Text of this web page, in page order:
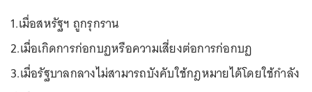
1.เมื่อสหรัฐฯ ถูกรุกราน
2.เมื่อเกิดการก่อกบฏหรือความเสี่ยงต่อการก่อกบฏ
3.เมื่อรัฐบาลกลางไม่สามารถบังคับใช้กฎหมายได้โดยใช้กำลัง